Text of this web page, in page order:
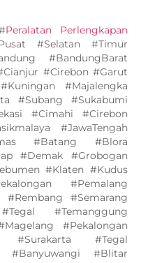
Peralatan Perlengkapan
#Selatan #Timur
#BandungBarat
#Cirebon #Garut
#Majalengka
#Subang #Sukabumi
#Cimahi #Cirebon
#JawaTengah
#Batang #Blora
#Demak #Grobogan
#Klaten #Kudus
#Pemalang
#Semarang
#Temanggung
#Pekalongan
#Surakarta #Tegal
#Banyuwangi #Blitar